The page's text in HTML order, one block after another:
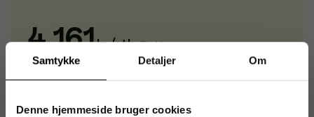
Samtykke Detaljer Om
Denne hjemmeside bruger cookies
4.161 kr/stk Ekskl. moms